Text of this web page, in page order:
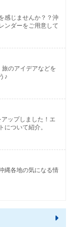
感じませんか？？沖
ンダーをご用意して
のアイデアなどを
♪
ップしました！エ
について紹介。
縄各地の気になる情